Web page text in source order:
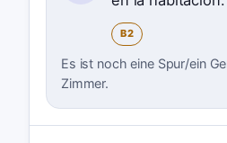
B2
Es ist noch eine Spur/ein
Zimmer.